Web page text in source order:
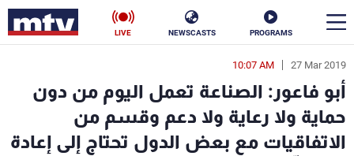
PROGRAMS
NEWSCASTS
LIVE
27 Mar 2019
10:07 AM
أبو فاعور: الصناعة تعمل اليوم من دون
حماية ولا رعاية ولا دعم وقسم من
الاتفاقيات مع بعض الدول تحتاج إلى إعادة
en
الأخبار
سياسة ناس